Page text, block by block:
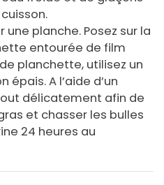
une planche. Posez sur la
entourée de film
planchette, utilisez un
A l’aide d’un
délicatement afin de
et chasser les bulles
24 heures au